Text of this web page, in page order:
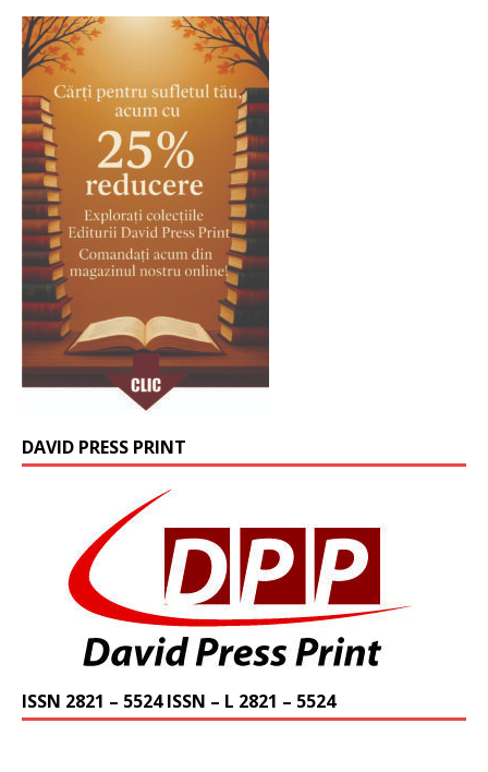
DAVID PRESS PRINT
ISSN 2821 – 5524 ISSN – L 2821 – 5524